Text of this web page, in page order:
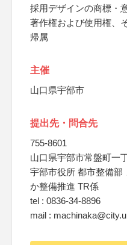
採用デザインの商標・
著作権および使用権、
帰属
主催
山口県宇部市
提出先・問合先
755-8601
山口県宇部市常盤町一
宇部市役所 都市整備部
か整備推進 TR係
tel : 0836-34-8896
mail :